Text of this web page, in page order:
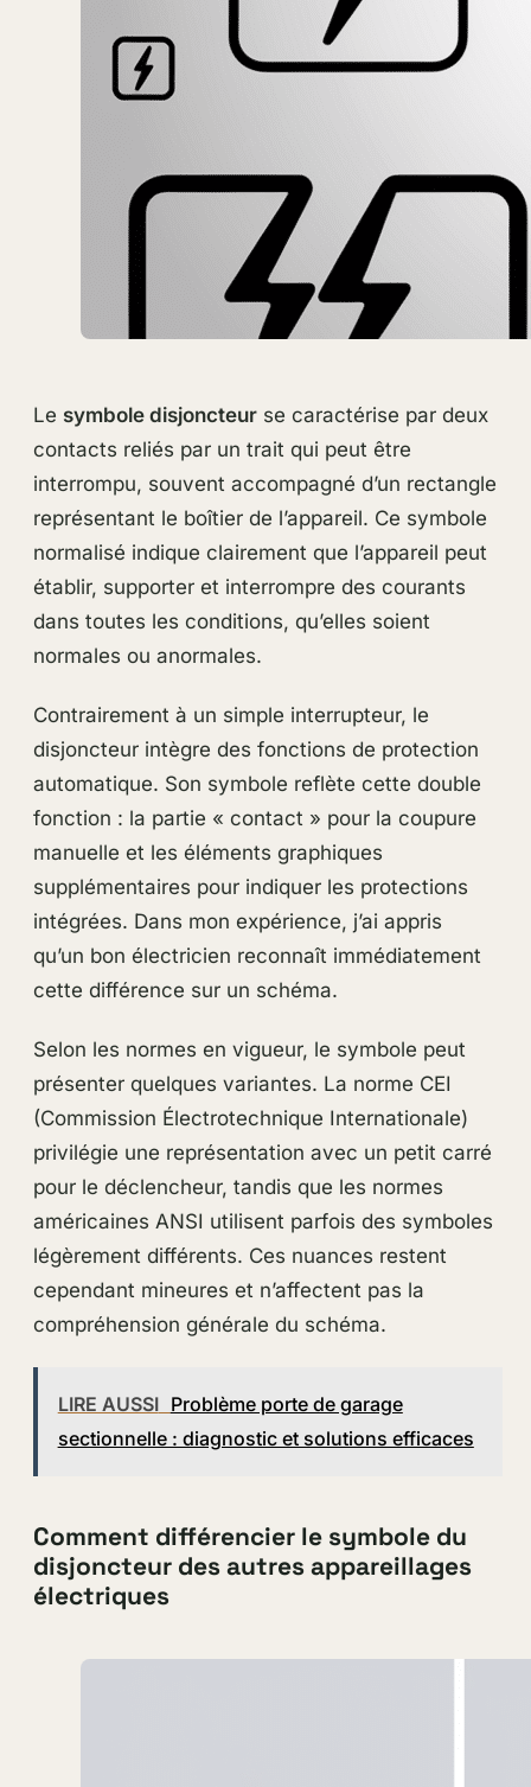
Le symbole disjoncteurse caractérise par deux
contacts reliés par un trait qui peut être
interrompu, souvent accompagné d’un rectangle
représentant le boîtier de l’appareil. Ce symbole
normalisé indique clairement que l’appareil peut
établir, supporter et interrompre des courants
dans toutes les conditions, qu’elles soient
normales ou anormales.
Contrairement à un simple interrupteur, le
disjoncteur intègre des fonctions de protection
automatique. Son symbole reflète cette double
fonction : la partie « contact » pour la coupure
manuelle et les éléments graphiques
supplémentaires pour indiquer les protections
intégrées. Dans mon expérience, j’ai appris
qu’un bon électricien reconnaît immédiatement
cette différence sur un schéma.
Selon les normes en vigueur, le symbole peut
présenter quelques variantes. La norme CEI
(Commission Électrotechnique Internationale)
privilégie une représentation avec un petit carré
pour le déclencheur, tandis que les normes
américaines ANSI utilisent parfois des symboles
légèrement différents. Ces nuances restent
cependant mineures et n’affectent pas la
compréhension générale du schéma.
LIRE AUSSI Problème porte de garage
sectionnelle : diagnostic et solutions efficaces
Comment différencier le symbole du
disjoncteur des autres appareillages
électriques